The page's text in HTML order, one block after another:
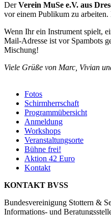
DerVerein MuSe e.V. aus
vor einem Publikum zu
Wenn Ihr ein Instrument spielt,
Mail-Adresse ist vor Spambots
Mischung!
Viele Grüße von Marc, Vivian
Fotos
Schirmherrschaft
Programmübersicht
Anmeldung
Workshops
Veranstaltungsorte
Bühne frei!
Aktion 42 Euro
Kontakt
KONTAKT BVSS
Bundesvereinigung Stottern &
Informations- und